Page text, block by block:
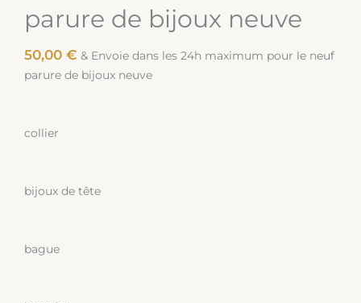
parure de bijoux neuve
50,00 € & Envoie dans les 24h maximum pour le neuf
parure de bijoux neuve
collier
bijoux de tête
bague